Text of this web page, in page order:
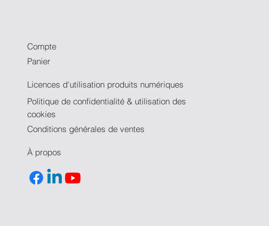
Compte
Panier
Licences d'utilisation produits numériques
Politique de confidentialité & utilisation des
cookies
Conditions générales de ventes
À propos